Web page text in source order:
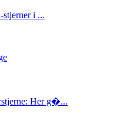
i ...
Her g�...